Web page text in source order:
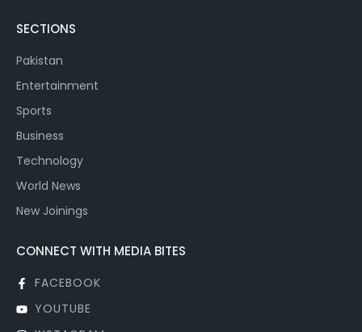
SECTIONS
Pakistan
Entertainment
Sports
Business
Technology
World News
New Joinings
CONNECT WITH MEDIA BITES
FACEBOOK
YOUTUBE